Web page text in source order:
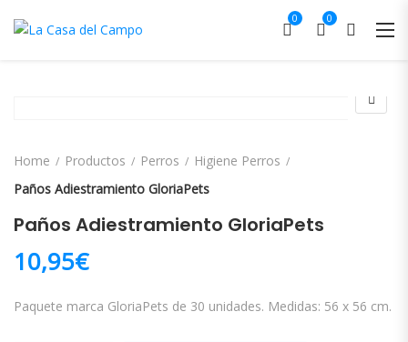
0 0
Home Productos Perros
Higiene Perros
Paños Adiestramiento GloriaPets
Paños Adiestramiento GloriaPets
10,95€
Paquete marca GloriaPets de 30 unidades. Medidas: 56 x 56 cm.